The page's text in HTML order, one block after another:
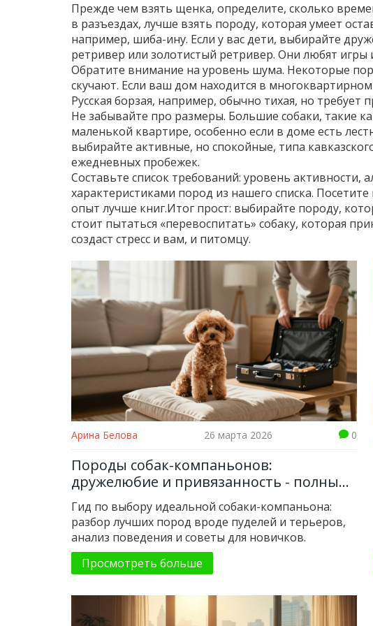
Прежде чем взять щенка, определите, сколько
в разъездах, лучше взять породу, которая умеет
например, шиба-ину. Если у вас дети, выбирайте
ретривер или золотистый ретривер. Они любят
Обратите внимание на уровень шума. Некоторые
скучают. Если ваш дом находится в
Русская борзая, например, обычно тихая, но требует
Не забывайте про размеры. Большие собаки, такие
маленькой квартире, особенно если в доме есть
выбирайте активные, но спокойные, типа
ежедневных пробежек.
Составьте список требований: уровень активности,
характеристиками пород из нашего списка.
опыт лучше книг.Итог прост: выбирайте породу,
стоит пытаться «перевоспитать» собаку, которая
создаст стресс и вам, и питомцу.
Арина Белова 26 марта 2026 0
Породы собак-компаньонов:
дружелюбие и привязанность - полный
гид
Гид по выбору идеальной собаки-компаньона:
разбор лучших пород вроде пуделей и терьеров,
анализ поведения и советы для новичков.
Просмотреть больше